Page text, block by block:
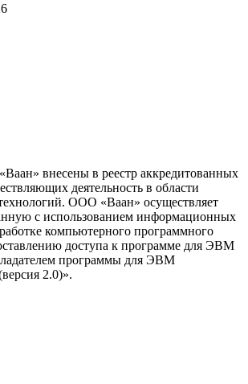
внесены в реестр аккредитованных
деятельность в области
ООО «Ваан» осуществляет
с использованием информационных
компьютерного программного
доступа к программе для ЭВМ
программы для ЭВМ
2.0)».